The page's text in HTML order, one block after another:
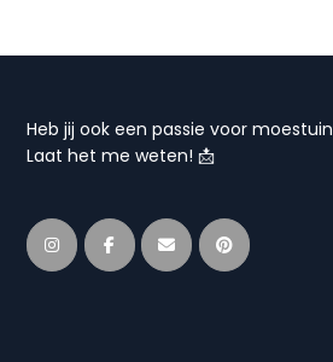
Heb jij ook een passie voor
Laat het me weten! 📩